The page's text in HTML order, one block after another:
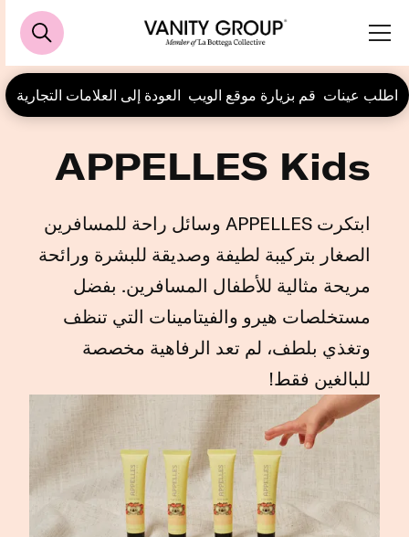
اطلب عينات قم بزيارة موقع الويب العودة إلى العلامات التجارية
APPELLES Kids
ابتكرت APPELLES وسائل راحة للمسافرين
الصغار بتركيبة لطيفة وصديقة للبشرة ورائحة
مريحة مثالية للأطفال المسافرين. بفضل
مستخلصات هيرو والفيتامينات التي تنظف
وتغذي بلطف، لم تعد الرفاهية مخصصة
للبالغين فقط!